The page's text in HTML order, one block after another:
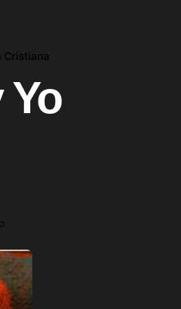
Cristiana
Yo